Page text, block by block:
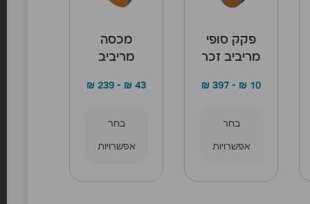
פקק סופי
מריביב זכר
₪ 10
–
₪ 397
בחר
אפשרויות
מכסה
מריביב
₪ 43
–
₪ 239
בחר
אפשרויות